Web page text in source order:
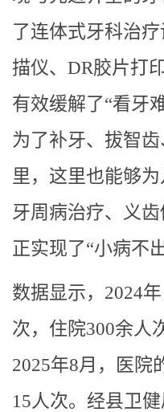
了连体式牙科治
描仪、DR胶片打
有效缓解了“看牙
为了补牙、拔智
里，这里也能够
牙周病治疗、义
正实现了“小病不出
数据显示，2024
次，住院300余人
2025年8月，医院
15人次。经县卫